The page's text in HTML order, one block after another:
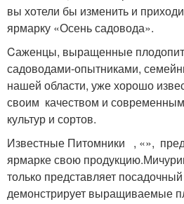
вы хотели бы изменить и
ярмарку «Осень садовода».
Cаженцы, выращенные
садоводами-опытниками,
нашей области, уже хорошо
своим качеством и
культур и сортов.
Известные Питомники , «»,
ярмарке свою продукцию.
только представляет
демонстрирует выращиваемые